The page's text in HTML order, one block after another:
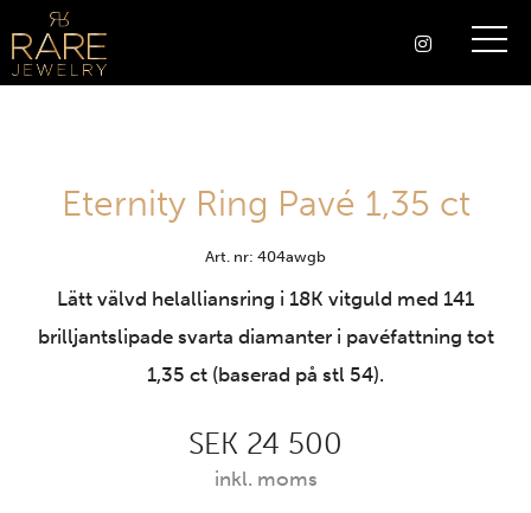
Eternity Ring Pavé 1,35 ct
Art. nr: 404awgb
Lätt välvd helalliansring i 18K vitguld med 141
brilljantslipade svarta diamanter i pavéfattning tot
1,35 ct (baserad på stl 54).
SEK 24 500
inkl. moms